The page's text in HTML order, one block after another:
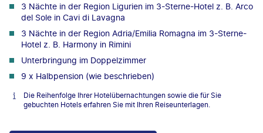
3 Nächte in der Region Ligurien im 3-Sterne-Hotel z. B. Arco
del Sole in Cavi di Lavagna
3 Nächte in der Region Adria/Emilia Romagna im 3-Sterne-
Hotel z. B. Harmony in Rimini
Unterbringung im Doppelzimmer
9 x Halbpension (wie beschrieben)
Die Reihenfolge Ihrer Hotelübernachtungen sowie die für Sie
gebuchten Hotels erfahren Sie mit Ihren Reiseunterlagen.